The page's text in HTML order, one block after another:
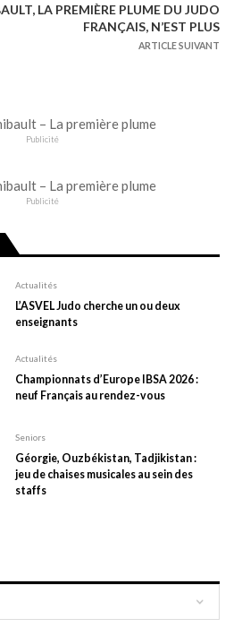
LA PREMIÈRE PLUME DU JUDO
FRANÇAIS, N’EST PLUS
ARTICLE SUIVANT
Publicité
Publicité
Actualités
L’ASVEL Judo cherche un ou deux
enseignants
Actualités
Championnats d’Europe IBSA 2026 :
neuf Français au rendez-vous
Seniors
Géorgie, Ouzbékistan, Tadjikistan :
jeu de chaises musicales au sein des
staffs